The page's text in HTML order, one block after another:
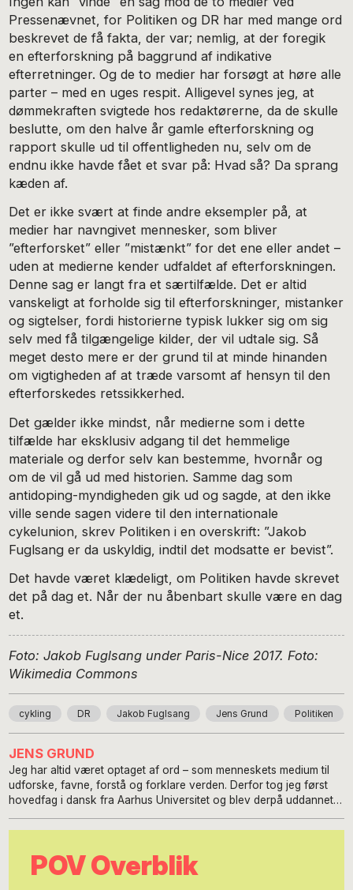
Pressenævnet, for Politiken og DR har med mange ord
beskrevet de få fakta, der var; nemlig, at der foregik
en efterforskning på baggrund af indikative
efterretninger. Og de to medier har forsøgt at høre alle
parter – med en uges respit. Alligevel synes jeg, at
dømmekraften svigtede hos redaktørerne, da de skulle
beslutte, om den halve år gamle efterforskning og
rapport skulle ud til offentligheden nu, selv om de
endnu ikke havde fået et svar på: Hvad så? Da sprang
kæden af.
Det er ikke svært at finde andre eksempler på, at
medier har navngivet mennesker, som bliver
”efterforsket” eller ”mistænkt” for det ene eller andet –
uden at medierne kender udfaldet af efterforskningen.
Denne sag er langt fra et særtilfælde. Det er altid
vanskeligt at forholde sig til efterforskninger, mistanker
og sigtelser, fordi historierne typisk lukker sig om sig
selv med få tilgængelige kilder, der vil udtale sig. Så
meget desto mere er der grund til at minde hinanden
om vigtigheden af at træde varsomt af hensyn til den
efterforskedes retssikkerhed.
Det gælder ikke mindst, når medierne som i dette
tilfælde har eksklusiv adgang til det hemmelige
materiale og derfor selv kan bestemme, hvornår og
om de vil gå ud med historien. Samme dag som
antidoping-myndigheden gik ud og sagde, at den ikke
ville sende sagen videre til den internationale
cykelunion, skrev Politiken i en overskrift: ”Jakob
Fuglsang er da uskyldig, indtil det modsatte er bevist”.
Det havde været klædeligt, om Politiken havde skrevet
det på dag et. Når der nu åbenbart skulle være en dag
et.
Foto: Jakob Fuglsang under Paris-Nice 2017. Foto:
Wikimedia Commons
cykling DR Jakob Fuglsang Jens Grund Politiken
JENS GRUND
Jeg har altid været optaget af ord – som menneskets medium til
udforske, favne, forstå og forklare verden. Derfor tog jeg først
hovedfag i dansk fra Aarhus Universitet og blev derpå uddannet
egentlig, at jeg skulle være romanforfatter, men fandt ud af, at jeg
inde i mit eget hoved. Virkeligheden er egentlig også noget mere
spændende. I min karriere som journalist og redaktør har jeg
POV Overblik